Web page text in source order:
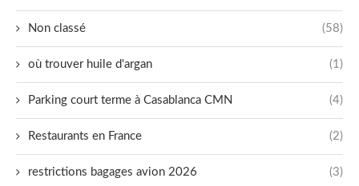
Non classé (58)
où trouver huile d'argan (1)
Parking court terme à Casablanca CMN (4)
Restaurants en France (2)
restrictions bagages avion 2026 (3)